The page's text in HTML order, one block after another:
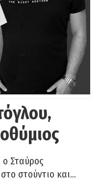
Σταύρος
στούντιο και…